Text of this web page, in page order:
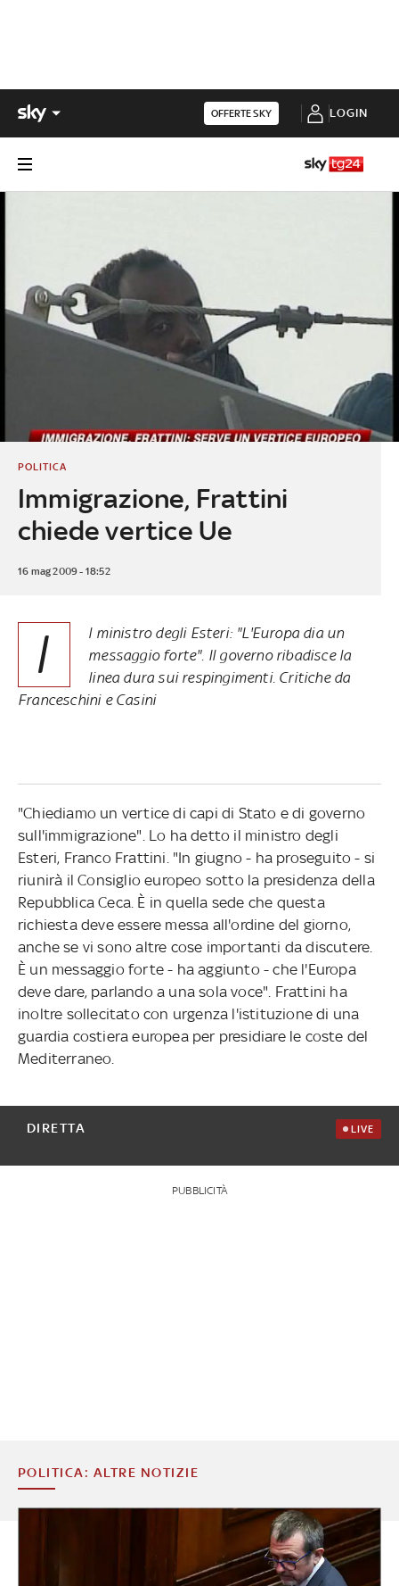
OFFERTE SKY LOGIN
Immigrazione, Frattini
chiede vertice Ue
POLITICA
16 mag 2009 - 18:52
I
l ministro degli Esteri: "L'Europa dia un
messaggio forte". Il governo ribadisce la
linea dura sui respingimenti. Critiche da
Franceschini e Casini
"Chiediamo un vertice di capi di Stato e di governo
sull'immigrazione". Lo ha detto il ministro degli
Esteri, Franco Frattini. "In giugno - ha proseguito - si
riunirà il Consiglio europeo sotto la presidenza della
Repubblica Ceca. È in quella sede che questa
richiesta deve essere messa all'ordine del giorno,
anche se vi sono altre cose importanti da discutere.
È un messaggio forte - ha aggiunto - che l'Europa
deve dare, parlando a una sola voce". Frattini ha
inoltre sollecitato con urgenza l'istituzione di una
guardia costiera europea per presidiare le coste del
Mediterraneo.
DIRETTA LIVE
PUBBLICITÀ
POLITICA: ALTRE NOTIZIE